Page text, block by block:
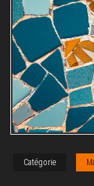
Catégorie